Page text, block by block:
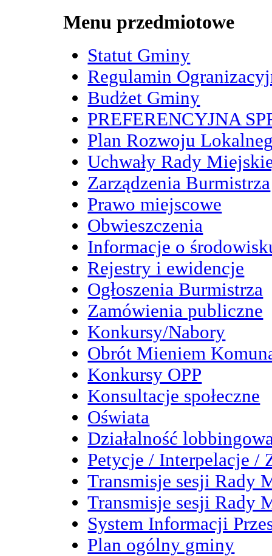
Menu przedmiotowe
Statut Gminy
Regulamin
Budżet Gminy
PREFERENCYJNA
Plan Rozwoju
Uchwały Rady
Zarządzenia Burmistrza
Prawo miejscowe
Obwieszczenia
Informacje o
Rejestry i ewidencje
Ogłoszenia Burmistrza
Zamówienia publiczne
Konkursy/Nabory
Obrót Mieniem
Konkursy OPP
Konsultacje społeczne
Oświata
Działalność
Petycje / Interpelacje /
Transmisje sesji Rady
Transmisje sesji Rady
System Informacji
Plan ogólny gminy